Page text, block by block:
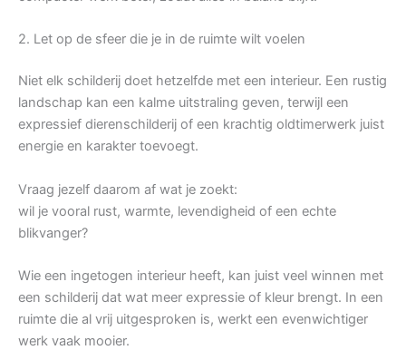
2. Let op de sfeer die je in de ruimte wilt voelen
Niet elk schilderij doet hetzelfde met een interieur. Een rustig
landschap kan een kalme uitstraling geven, terwijl een
expressief dierenschilderij of een krachtig oldtimerwerk juist
energie en karakter toevoegt.
Vraag jezelf daarom af wat je zoekt:
wil je vooral rust, warmte, levendigheid of een echte
blikvanger?
Wie een ingetogen interieur heeft, kan juist veel winnen met
een schilderij dat wat meer expressie of kleur brengt. In een
ruimte die al vrij uitgesproken is, werkt een evenwichtiger
werk vaak mooier.